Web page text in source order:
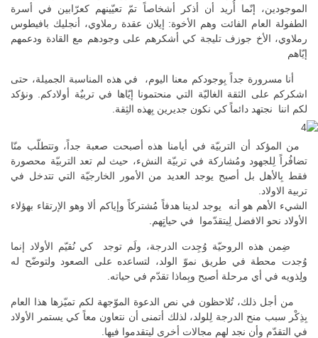
الموجودين، إنّما أُريد أن أذكر أشخاصاً تمّ تعيّينهم كعرّابين في أسرة
الطفولة العام الفائت وهم الأخوة: إيلان عقدة رملاوي، أنجليك بافيطوس
رملاوي، الأخ جوزف تليجة كي أشكرهم على وجودهم مع القادة ودعمهم
إيّاهم
أنا مسرورة جداً بِوجودكم معنا اليوم، في هذه المناسبة الجميلة، حتى
اشكركم على الثقة الغاليّة التي منحتمونا إيّاها في تربيٌة أولادكم. ونؤكد
لكم اننا نجتهد دائماً كي نكون جديرين بِهذه الثِقة.
من المؤكد أن التربيّة في أيامنا هذه أصبحت صعبة جداً، وتتطلّب منّا
تضافُراً لِلجهود ومُشاركة في تربيّة النشء، حيث لم تعد التربيّة محصورة
فقط بِالأهل بل أصبح يوجد العديد من الأمور الخارجيّة التي تتدخل في
تربية الاولاد.
الشيء الأهم هو أنه يوجد لدينا هدفاً مُشتركاً وإياكم ألا وهو الإرتقاء بهؤلاء
الأولاد نحو الافضل لِيتقدّموا في حياتٍهم.
ضِمن هذه الروحيّة وُجِدت الدرجة، ولَم توجد كي نُقيّم الأولاد إنما
وُجدت محطة في طريق نموّ الولد، لتساعده على الصعود ولتوضّح له
ولِذويه في أي مرحلة أصبح وبِماذا تقدّم في حياته.
من أجل ذلك، تُلاحظون في نص الدعوة الموّجهة لكم تميّزها هذا العام
بِذِكْر سبب منح الدرجة لِلولد، لذلك أتمنى أن نتعاون معاً كي يستمر الأولاد
في التقدّم وأن نجد لهم مجالات أخرى ليتقدموا فيها.